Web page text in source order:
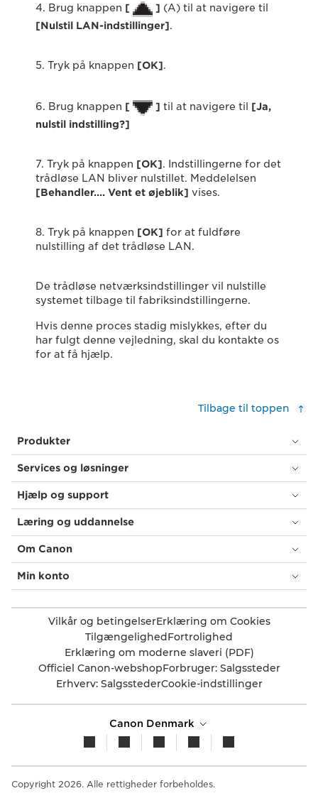
4. Brug knappen [ ] (A) til at navigere til
[Nulstil LAN-indstillinger].
5. Tryk på knappen [OK].
6. Brug knappen [ ] til at navigere til [Ja,
nulstil indstilling?]
7. Tryk på knappen [OK]. Indstillingerne for det
trådløse LAN bliver nulstillet. Meddelelsen
[Behandler…. Vent et øjeblik] vises.
8. Tryk på knappen [OK] for at fuldføre
nulstilling af det trådløse LAN.
De trådløse netværksindstillinger vil nulstille
systemet tilbage til fabriksindstillingerne.
Hvis denne proces stadig mislykkes, efter du
har fulgt denne vejledning, skal du kontakte os
for at få hjælp.
Tilbage til toppen
Produkter
Services og løsninger
Hjælp og support
Læring og uddannelse
Om Canon
Min konto
Vilkår og betingelserErklæring om Cookies
TilgængelighedFortrolighed
Erklæring om moderne slaveri (PDF)
Officiel Canon-webshopForbruger: Salgssteder
Erhverv: SalgsstederCookie-indstillinger
Canon Denmark
Copyright 2026. Alle rettigheder forbeholdes.